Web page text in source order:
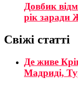
Довбик
рік заради
Свіжі статті
Де живе
Мадриді,